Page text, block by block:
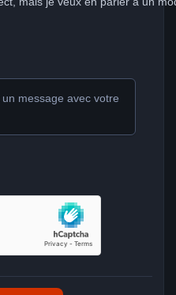
message avec votre